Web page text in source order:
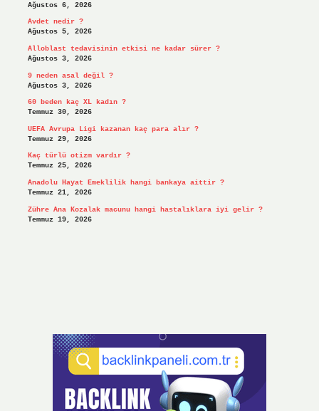
Ağustos 6, 2026
Avdet nedir ?
Ağustos 5, 2026
Alloblast tedavisinin etkisi ne kadar sürer ?
Ağustos 3, 2026
9 neden asal değil ?
Ağustos 3, 2026
60 beden kaç XL kadın ?
Temmuz 30, 2026
UEFA Avrupa Ligi kazanan kaç para alır ?
Temmuz 29, 2026
Kaç türlü otizm vardır ?
Temmuz 25, 2026
Anadolu Hayat Emeklilik hangi bankaya aittir ?
Temmuz 21, 2026
Zühre Ana Kozalak macunu hangi hastalıklara iyi gelir ?
Temmuz 19, 2026